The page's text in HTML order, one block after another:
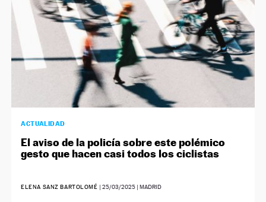
ACTUALIDAD
El aviso de la policía sobre este polémico
gesto que hacen casi todos los ciclistas
ELENA SANZ BARTOLOMÉ | 25/03/2025| MADRID